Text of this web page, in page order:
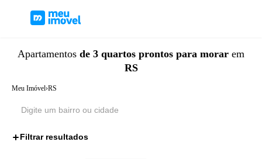
Apartamentos de 3 quartos prontos para morar em
RS
Meu Imóvel›RS
Filtrar resultados